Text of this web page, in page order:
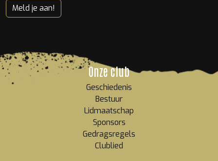
Meld je aan!
Onze club
Geschiedenis
Bestuur
Lidmaatschap
Sponsors
Gedragsregels
Clublied